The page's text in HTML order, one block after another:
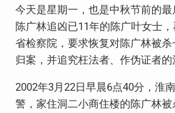
今天是星期一，也是中秋节前的
陈广林追凶已11年的陈广叶女士
省检察院，要求恢复对陈广林被
归案，并追究枉法者、作伪证者的
2002年3月22日早晨6点40分，淮
警，家住洞二小商住楼的陈广林被